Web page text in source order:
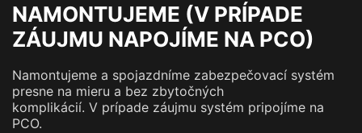
NAMONTUJEME (V PRÍPADE
ZÁUJMU NAPOJÍME NA PCO)
Namontujeme a spojazdníme zabezpečovací systém
presne na mieru a bez zbytočných
komplikácií. V prípade záujmu systém pripojíme na
PCO.